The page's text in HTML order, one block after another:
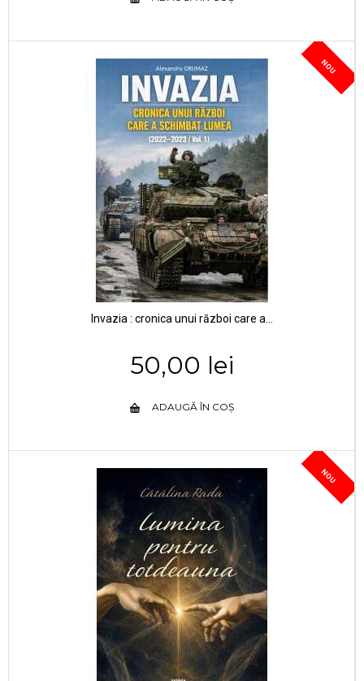
NOU
Invazia : cronica unui război care a...
50,00 lei
ADAUGĂ ÎN COȘ
NOU